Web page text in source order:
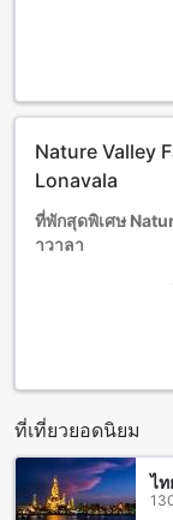
พักฟรีหากใช้เตียง
ผู้เข้าพักอายุ 13
บริการเตียงเสริ
จำนวนผู้เข้าพักที่ก
นโยบายที่แตกต่าง
Nature Valley
Lonavala
ที่พักสุดพิเศษ
าวาลา
Farmhouse ใกล้
ตั้งอยู่ในโลนาวา
ที่เงียบสงบและเ
กันเอง เหมาะสำ
หนีจากความวุ่นว
Nature Valley
ครอบครัว และยัง
อายุระหว่าง 3 ถึง
สำหรับครอบครัวที่
ที่เที่ยวยอดนิยม
ไท